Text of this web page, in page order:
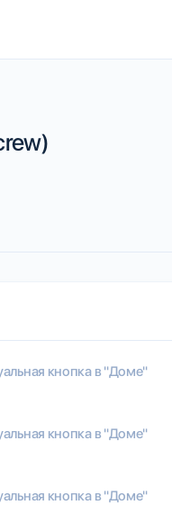
кнопка в "Доме"
кнопка в "Доме"
кнопка в "Доме"